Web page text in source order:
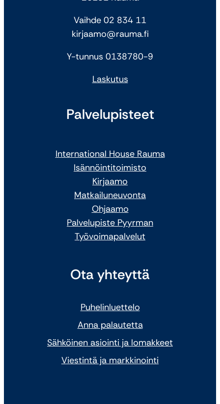
Vaihde 02 834 11
kirjaamo@rauma.fi
Y-tunnus 0138780-9
Laskutus
Palvelupisteet
International House Rauma
Isännöintitoimisto
Kirjaamo
Matkailuneuvonta
Ohjaamo
Palvelupiste Pyyrman
Työvoimapalvelut
Ota yhteyttä
Puhelinluettelo
Anna palautetta
Sähköinen asiointi ja lomakkeet
Viestintä ja markkinointi